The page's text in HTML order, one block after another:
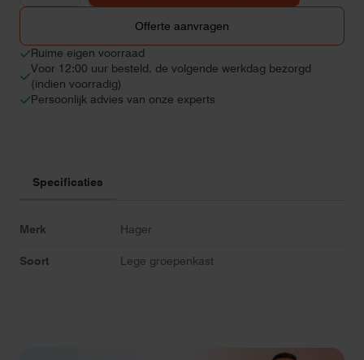
modules
Offerte aanvragen
Ruime eigen voorraad
Voor 12:00 uur besteld, de volgende werkdag bezorgd
(indien voorradig)
Persoonlijk advies van onze experts
Specificaties
Merk Hager
Soort Lege groepenkast